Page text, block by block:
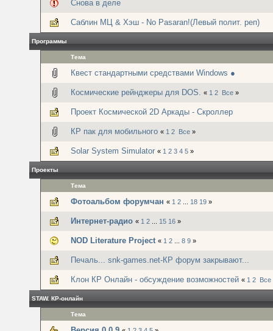
Снова в деле
Саблин МЦ & Хэш - No Pasaran!(Левый полит. реп)
Программы
Тема
Квест стандартными средствами Windows ●
Космические рейнджеры для DOS. « 1 2 Все »
Проект Космической 2D Аркады - Скроллер
КР пак для мобильного « 1 2 Все »
Solar System Simulator « 1 2 3 4 5 »
Проекты
Тема
Фотоальбом форумчан « 1 2 18 19 »
Интернет-радио « 1 2 15 16 »
NOD Literature Project « 1 2 8 9 »
Печаль... snk-games.net-КР форум закрывают...
Клон КР Онлайн - обсуждение возможностей « 1 2 Все
STAW. КР-онлайн
Тема